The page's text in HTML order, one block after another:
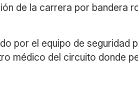
de la carrera por bandera
por el equipo de seguridad
médico del circuito donde